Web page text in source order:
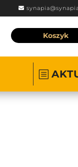
Koszyk